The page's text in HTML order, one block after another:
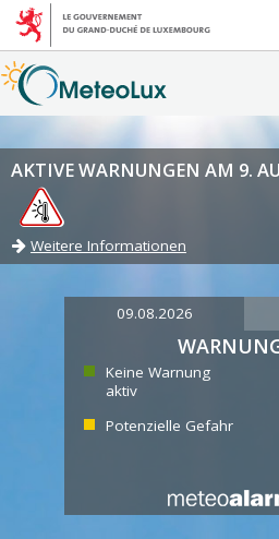
AKTIVE WARNUNGEN AM 9.
Weitere Informationen
09.08.2026
Keine Warnung
aktiv
Potenzielle Gefahr